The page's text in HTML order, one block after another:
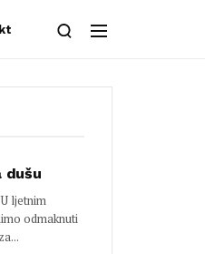
dušu
ljetnim
odmaknuti